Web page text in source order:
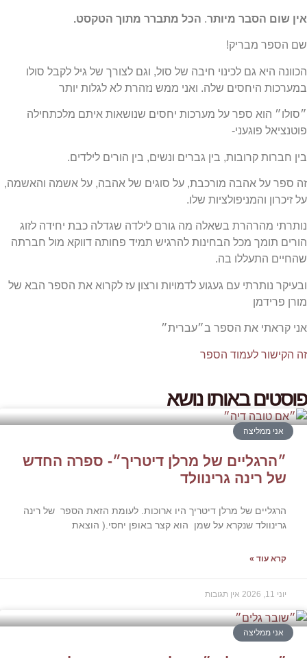
הסבר מיותר. הכל מתברר מתוך הטקסט.
מבריק!
גם לכינוי חיבה של סול, וגם לצורך של גיל לקבל סולו
היחסים שלה. ואני ממש נזהרת לא לגלות יותר
ספר על מערכות יחסים שנושאות איתם מלכתחילה
פוגעני-
קרובות, בין גברים ונשים, בין הורים לילדים.
אהבה מורכבת, על סוגים של אהבה, על אשמה והאשמה,
והמניפולציות שלו.
בשאלה מה גורם לילדה שגדלה כבת יחידה לזוג
מכל הבחינות להרגיש תמיד פחותה דווקא מול חברתה
התעללו בה.
עם געגוע לדמויות ורצון עז לקרוא את הספר הבא של
את הספר ב״עברית״
לעמוד הספר
באותו נושא
ממליצה
של מרלן דיטריך״- ספרה החדש
גרינוולד
של מרלן דיטריך היו ארוכות. לעומת הזאת הספר של רינה
שנקרא על שמן הוא קצר באופן יחסי.( הוצאת
»
אין תגובות
ממליצה